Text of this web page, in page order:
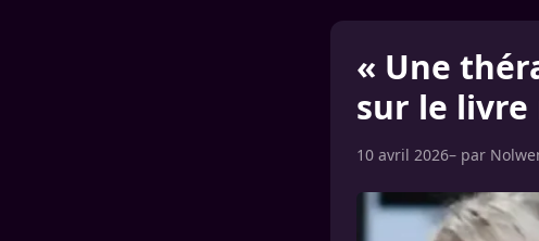
« Une
sur le livre
10 avril 2026– par